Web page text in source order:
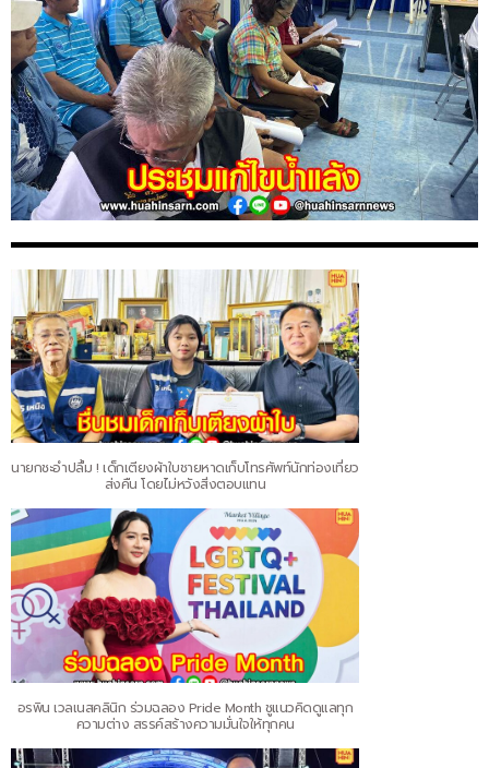
นายกชะอำปลื้ม ! เด็กเตียงผ้าใบชายหาดเก็บโทรศัพท์นักท่องเที่ยว
ส่งคืน โดยไม่หวังสิ่งตอบแทน
อรพิน เวลเนสคลินิก ร่วมฉลอง Pride Month ชูแนวคิดดูแลทุก
ความต่าง สรรค์สร้างความมั่นใจให้ทุกคน